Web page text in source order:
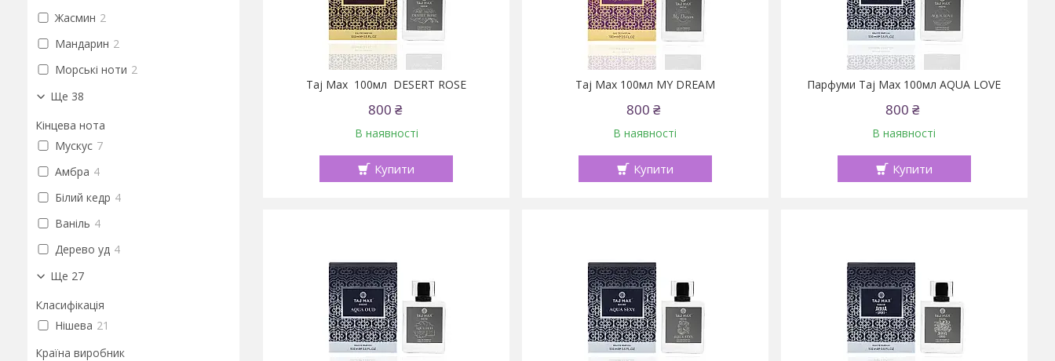
Taj Max 100мл DESERT ROSE
800 ₴
В наявності
Купити
Taj Max 100мл MY DREAM
800 ₴
В наявності
Купити
Парфуми Taj Max 100мл AQUA LOVE
800 ₴
В наявності
Купити
Жасмин 2
Мандарин 2
Морські ноти 2
Ще 38
Кінцева нота
Мускус 7
Амбра 4
Білий кедр 4
Ваніль 4
Дерево уд 4
Ще 27
Класифікація
Нішева 21
Країна виробник